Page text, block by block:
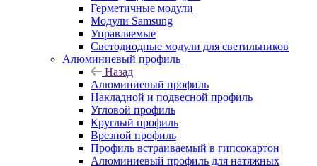
Герметичные модули
Модули Samsung
Управляемые
Светодиодные модули для светильников
Алюминиевый профиль
Назад
Алюминиевый профиль
Накладной и подвесной профиль
Угловой профиль
Круглый профиль
Врезной профиль
Профиль встраиваемый в гипсокартон
Алюминиевый профиль для натяжных